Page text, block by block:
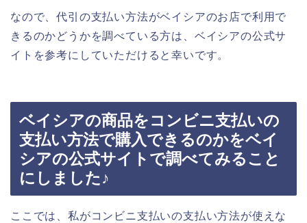
なので、代引の支払い方法がベイシアのお店で利用で
きるのかどうかを調べている方は、ベイシアの公式サ
イトを参考にしていただけると幸いです。
ベイシアの商品をコンビニ支払いの
支払い方法で購入できるのかをベイ
シアの公式サイトで調べてみること
にしました♪
ここでは、私がコンビニ支払いの支払い方法が使えな